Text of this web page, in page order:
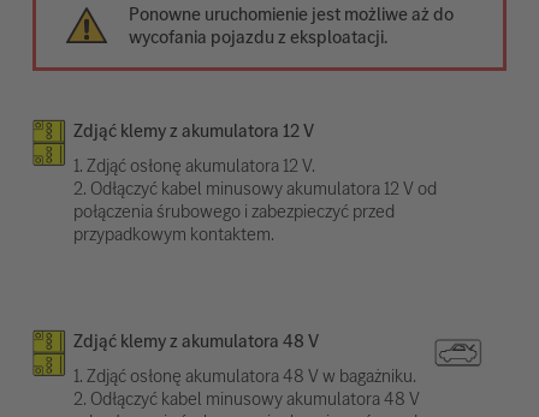
Ponowne uruchomienie jest możliwe aż do
wycofania pojazdu z eksploatacji.
Zdjąć klemy z akumulatora 12 V
1. Zdjąć osłonę akumulatora 12 V.
2. Odłączyć kabel minusowy akumulatora 12 V od
połączenia śrubowego i zabezpieczyć przed
przypadkowym kontaktem.
Zdjąć klemy z akumulatora 48 V
1. Zdjąć osłonę akumulatora 48 V w bagażniku.
2. Odłączyć kabel minusowy akumulatora 48 V